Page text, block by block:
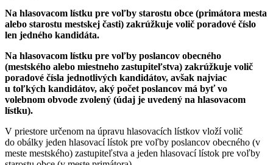
Na hlasovacom lístku pre voľby starostu obce (primátora mesta
alebo starostu mestskej časti) zakrúžkuje volič poradové číslo
len jedného kandidáta.
Na hlasovacom lístku pre voľby poslancov obecného
(mestského alebo miestneho zastupiteľstva) zakrúžkuje volič
poradové čísla jednotlivých kandidátov, avšak najviac
u toľkých kandidátov, aký počet poslancov má byť vo
volebnom obvode zvolený (údaj je uvedený na hlasovacom
lístku).
V priestore určenom na úpravu hlasovacích lístkov vloží volič
do obálky jeden hlasovací lístok pre voľby poslancov obecného (v
meste mestského) zastupiteľstva a jeden hlasovací lístok pre voľby